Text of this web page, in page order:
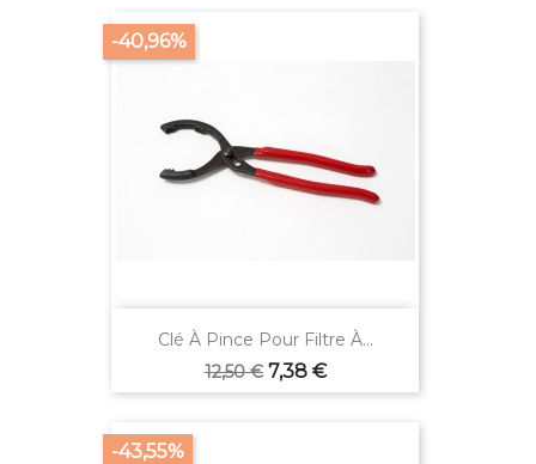
Clé À Pince Pour Filtre À...
Prix
de
12,50 €
-40,96%
Prix
7,38 €
-43,55%